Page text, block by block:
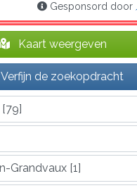
Gesponsord door
Kaart weergeven
Verfijn de zoekopdracht